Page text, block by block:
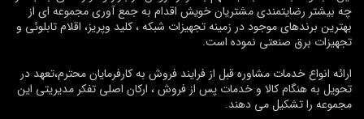
چه بیشتر رضایتمندی مشتریان خویش اقدام به جمع آوری مجموعه ای از
بهترین برندهای موجود در زمینه تجهیزات شبکه ، کلید وپریز، اقلام تابلوئی و
تجهیزات برق صنعتی نموده است.
ارائه انواع خدمات مشاوره قبل از فرایند فروش به کارفرمایان محترم،تعهد در
تحویل به هنگام کالا و خدمات پس از فروش ، ارکان اصلی تفکر مدیریتی این
مجموعه را تشکیل می دهند.